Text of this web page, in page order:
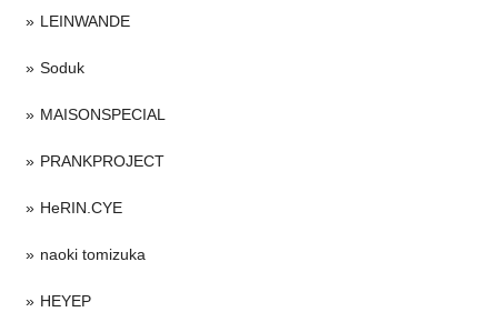
LEINWANDE
Soduk
MAISONSPECIAL
PRANKPROJECT
HeRIN.CYE
naoki tomizuka
HEYEP